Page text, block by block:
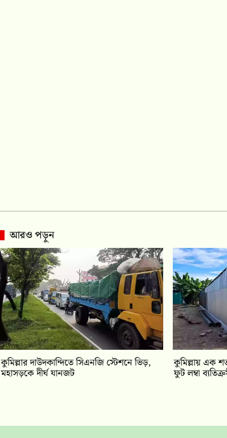
আরও পড়ুন
কুমিল্লার দাউদকান্দিতে সিএনজি স্টেশনে ভিড়,
মহাসড়কে দীর্ঘ যানজট
কুমিল্লায় এক
ফুট লম্বা